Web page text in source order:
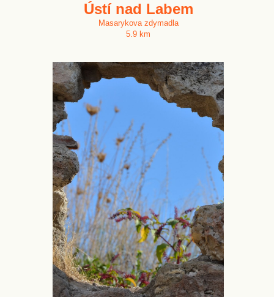
Ústí nad Labem
Masarykova zdymadla
5.9 km